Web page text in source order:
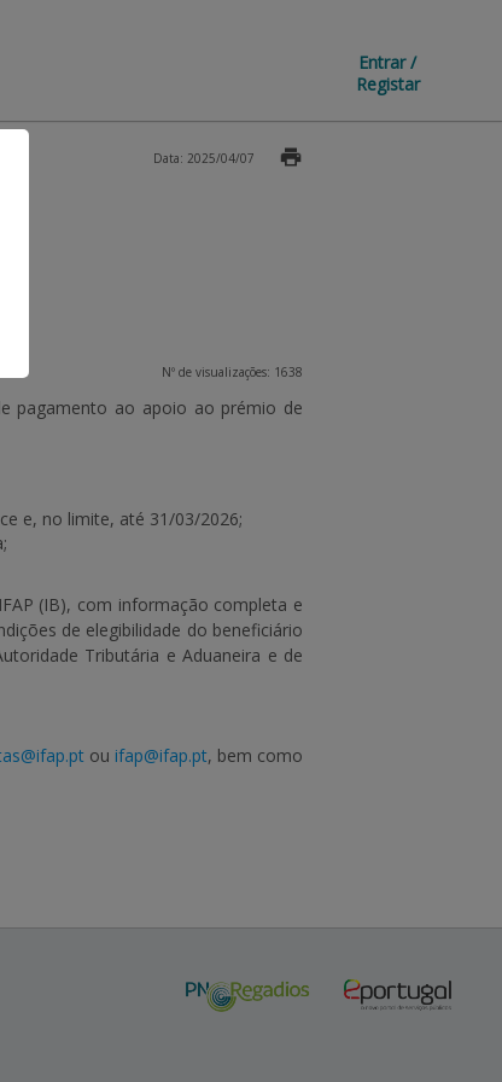
Entrar /
Registar
Data: 2025/04/07
Nº de visualizações: 1638
pagamento ao apoio ao prémio de
e, no limite, até 31/03/2026;
(IB), com informação completa e
de elegibilidade do beneficiário
Tributária e Aduaneira e de
ou ifap@ifap.pt, bem como